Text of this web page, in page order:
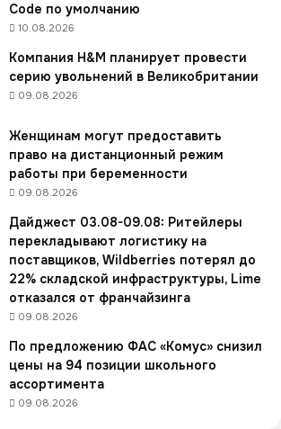
Code по умолчанию
10.08.2026
Компания H&M планирует провести
серию увольнений в Великобритании
09.08.2026
Женщинам могут предоставить
право на дистанционный режим
работы при беременности
09.08.2026
Дайджест 03.08-09.08: Ритейлеры
перекладывают логистику на
поставщиков, Wildberries потерял до
22% складской инфраструктуры, Lime
отказался от франчайзинга
09.08.2026
По предложению ФАС «Комус» снизил
цены на 94 позиции школьного
ассортимента
09.08.2026